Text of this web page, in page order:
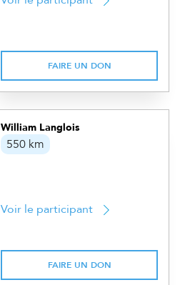
FAIRE UN DON
William Langlois
550 km
Voir le participant
FAIRE UN DON